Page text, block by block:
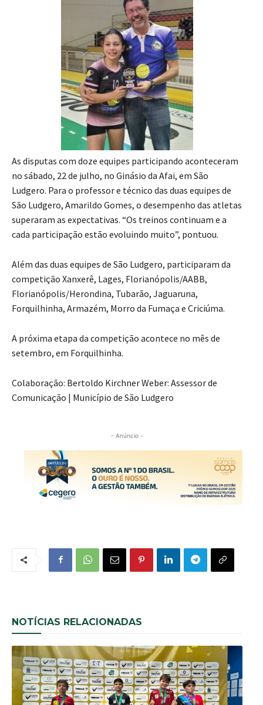
As disputas com doze equipes participando aconteceram
no sábado, 22 de julho, no Ginásio da Afai, em São
Ludgero. Para o professor e técnico das duas equipes de
São Ludgero, Amarildo Gomes, o desempenho das atletas
superaram as expectativas. “Os treinos continuam e a
cada participação estão evoluindo muito”, pontuou.
Além das duas equipes de São Ludgero, participaram da
competição Xanxerê, Lages, Florianópolis/AABB,
Florianópolis/Herondina, Tubarão, Jaguaruna,
Forquilhinha, Armazém, Morro da Fumaça e Criciúma.
A próxima etapa da competição acontece no mês de
setembro, em Forquilhinha.
Colaboração: Bertoldo Kirchner Weber: Assessor de
Comunicação | Município de São Ludgero
- Anúncio -
NOTÍCIAS RELACIONADAS